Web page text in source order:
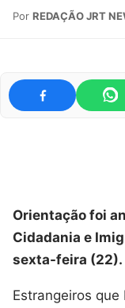
Por REDAÇÃO JRT
Orientação foi
Cidadania e
sexta-feira (22).
Estrangeiros